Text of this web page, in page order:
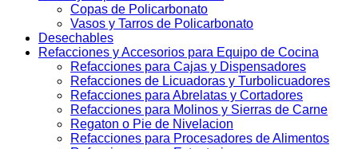
Copas de Policarbonato
Vasos y Tarros de Policarbonato
Desechables
Refacciones y Accesorios para Equipo de Cocina
Refacciones para Cajas y Dispensadores
Refacciones de Licuadoras y Turbolicuadores
Refacciones para Abrelatas y Cortadores
Refacciones para Molinos y Sierras de Carne
Regaton o Pie de Nivelacion
Refacciones para Procesadores de Alimentos